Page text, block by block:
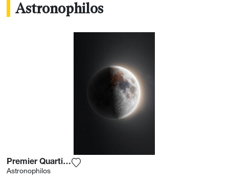
Astronophilos
Premier Quartier Minéral
Astronophilos